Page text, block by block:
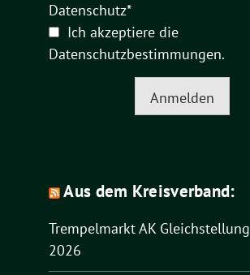
Datenschutz*
Ich akzeptiere die
Datenschutzbestimmungen.
Anmelden
Aus dem Kreisverband:
Trempelmarkt AK Gleichstellung
2026